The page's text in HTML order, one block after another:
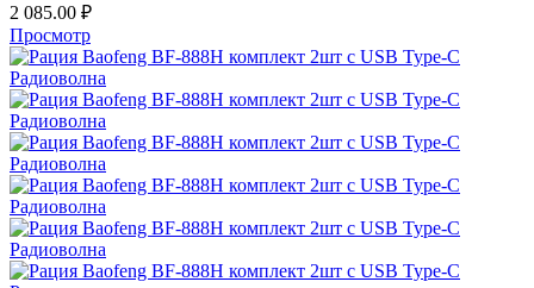
2 085.00 ₽
Просмотр